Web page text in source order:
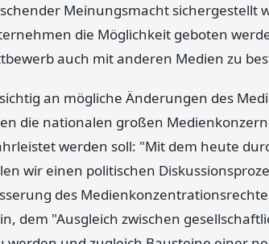
Meinungsmacht sichergestellt
die Möglichkeit geboten
auch mit anderen Medien zu
an mögliche Änderungen des
die nationalen großen
werden soll: "Mit dem heute
wir einen politischen
des
dem "Ausgleich zwischen